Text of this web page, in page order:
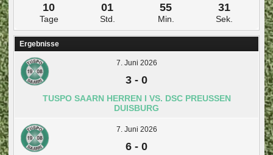
10
Tage
01
Std.
55
Min.
30
Sek.
Ergebnisse
7. Juni 2026
3 - 0
TUSPO SAARN HERREN I VS. DSC PREUSSEN D
UISBURG
7. Juni 2026
6 - 0